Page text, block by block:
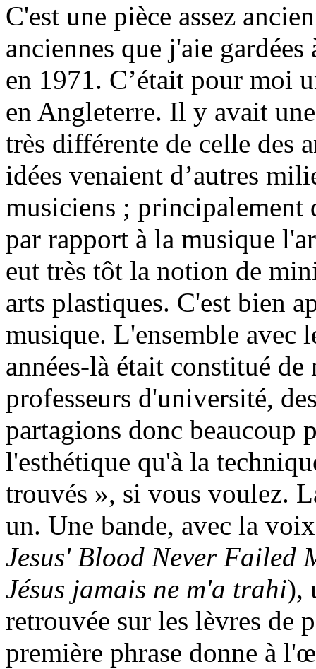
C'est une pièce assez
anciennes que j'aie
en 1971. C’était pour moi
en Angleterre. Il y avait
très différente de celle des
idées venaient d’autres
musiciens ; principalement
par rapport à la musique
eut très tôt la notion de
arts plastiques. C'est bien
musique. L'ensemble avec
années-là était constitué
professeurs d'université,
partagions donc beaucoup
l'esthétique qu'à la
trouvés », si vous voulez.
un. Une bande, avec la
Jesus' Blood Never Failed
Jésus jamais ne m'a trahi),
retrouvée sur les lèvres de
première phrase donne à